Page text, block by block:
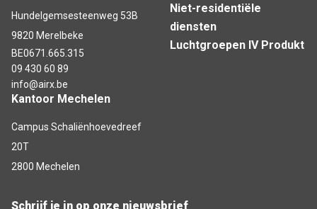
Hundelgemsesteenweg 53B
9820 Merelbeke
BE0671.665.315
09 430 60 89
info@airx.be
Kantoor Mechelen
Campus Schaliënhoevedreef
20T
2800 Mechelen
Niet-residentiële
diensten
Luchtgroepen IV Produkt
Schrijf je in op onze nieuwsbrief